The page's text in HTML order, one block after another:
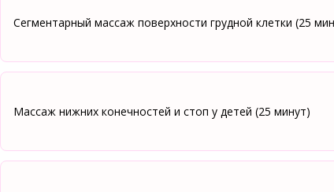
Сегментарный массаж поверхности грудной клетки (25
Массаж нижних конечностей и стоп у детей (25 минут)